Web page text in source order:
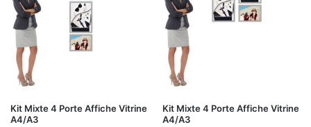
Kit Mixte 4 Porte Affiche Vitrine
A4/A3
Kit Mixte 4 Porte Affiche Vitrine
A4/A3